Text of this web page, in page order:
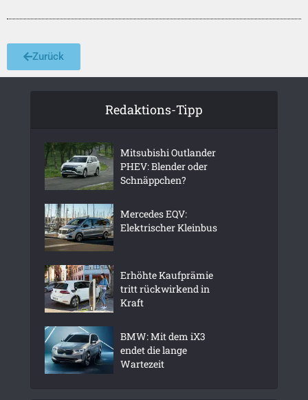
Zurück
Redaktions-Tipp
Mitsubishi Outlander
PHEV: Blender oder
Schnäppchen?
Mercedes EQV:
Elektrischer Kleinbus
Erhöhte Kaufprämie
tritt rückwirkend in
Kraft
BMW: Mit dem iX3
endet die lange
Wartezeit